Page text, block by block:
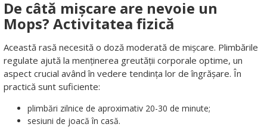
De câtă mișcare are nevoie un
Mops? Activitatea fizică
Această rasă necesită o doză moderată de mișcare. Plimbările
regulate ajută la menținerea greutății corporale optime, un
aspect crucial având în vedere tendința lor de îngrășare. În
practică sunt suficiente:
plimbări zilnice de aproximativ 20-30 de minute;
sesiuni de joacă în casă.